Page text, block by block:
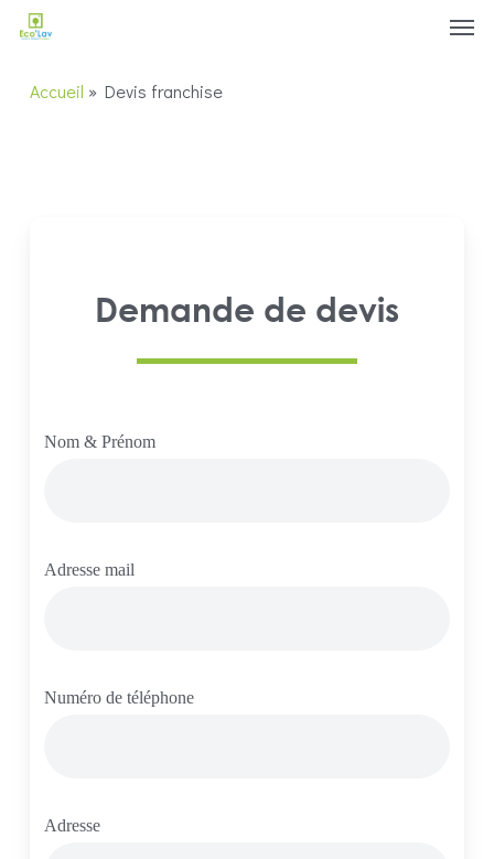
Skip
main
Menu
Accueil » Devis franchise
Demande de devis
Nom & Prénom
Adresse mail
Numéro de téléphone
Adresse
Menu